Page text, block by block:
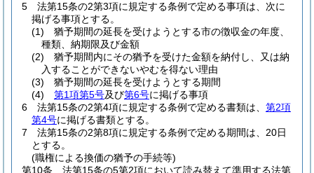
5
法第15条の2第3項に規定する条例で定める事項は、次に
掲げる事項とする。
(1)
猶予期間の延長を受けようとする市の徴収金の年度、
種類、納期限及び金額
(2)
猶予期間内にその猶予を受けた金額を納付し、又は納
入することができないやむを得ない理由
(3)
猶予期間の延長を受けようとする期間
(4)
第1項第5号及び第6号に掲げる事項
6
法第15条の2第4項に規定する条例で定める書類は、 第2項
第4号に掲げる書類とする。
7
法第15条の2第8項に規定する条例で定める期間は、20日
とする。
(職権による換価の猶予の手続等)
第10条
法第15条の5第2項において読み替えて準用する法第